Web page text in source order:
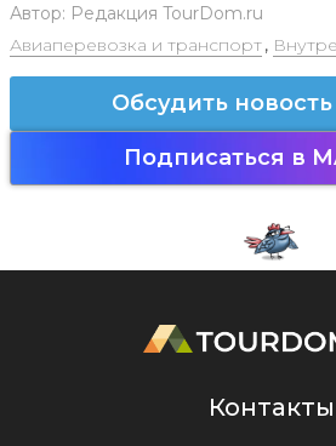
Автор: Редакция TourDom.ru
Авиаперевозка и транспорт,
Обсудить новость
Подписаться в
Контакты